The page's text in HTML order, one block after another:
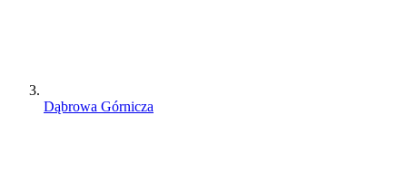
Dąbrowa Górnicza